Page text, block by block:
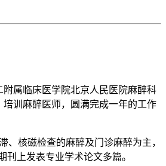
属临床医学院北京人民医院麻醉科
训麻醉医师，圆满完成一年的工作
核磁检查的麻醉及门诊麻醉为主，
上发表专业学术论文多篇。